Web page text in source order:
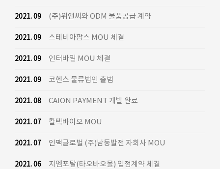
2021. 09 (주)위앤씨와 ODM 물품공급 계약
2021. 09 스테비아팜스 MOU 체결
2021. 09 인터바일 MOU 체결
2021. 09 코헨스 물류법인 출범
2021. 08 CAION PAYMENT 개발 완료
2021. 07 칼텍바이오 MOU
2021. 07 인팩글로벌 (주)남동발전 자회사 MOU
2021. 06 지엠포탈(타오바오몰) 입점계약 체결